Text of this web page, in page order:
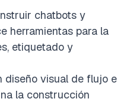
chatbots y
herramientas para la
etiquetado y
diseño visual de flujo e
la construcción